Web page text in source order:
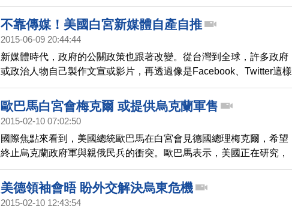
嬤到白宮作客，她一見到歐巴馬，當場開心的手舞足蹈，讓歐巴馬都
忍不住提醒她，動作放慢一點。
不靠傳媒！美國白宮新媒體自產自推
2015-06-09 20:44:44
新媒體時代，政府的公關政策也跟著改變。從台灣到全球，許多政府
或政治人物自己製作文宣或影片，再透過像是Facebook、Twitter這樣
的社交媒體自己推廣。像是美國白宮，光是今年就已經上傳了超過
400支影片到Youtube，《華盛頓郵報》就說，美國白宮已經成為了自
己的媒體製作公司。
歐巴馬白宮會梅克爾 或提供烏克蘭軍售
2015-02-10 07:02:50
國際焦點來看到，美國總統歐巴馬在白宮會見德國總理梅克爾，希望
終止烏克蘭政府軍與親俄民兵的衝突。歐巴馬表示，美國正在研究，
如果以外交手段無法止戰，可能會提供烏克蘭軍售，不過，德國總理
梅克爾之前是持反對意見，兩方能否取得共識備受關注，目前為止，
烏克蘭東部的戰火，已經奪走超過5000條人命。
美德領袖會晤 盼外交解決烏東危機
2015-02-10 12:43:54